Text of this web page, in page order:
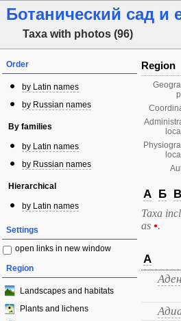
Ботанический сад и
Taxa with photos (96)
Order
by Latin names
by Russian names
By families
by Latin names
by Russian names
Hierarchical
by Latin names
Settings
open links in new window
Region
Landscapes and habitats
Plants and lichens
Region
А Б В
Taxa
as •.
А